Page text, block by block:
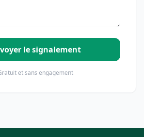
le signalement
et sans engagement